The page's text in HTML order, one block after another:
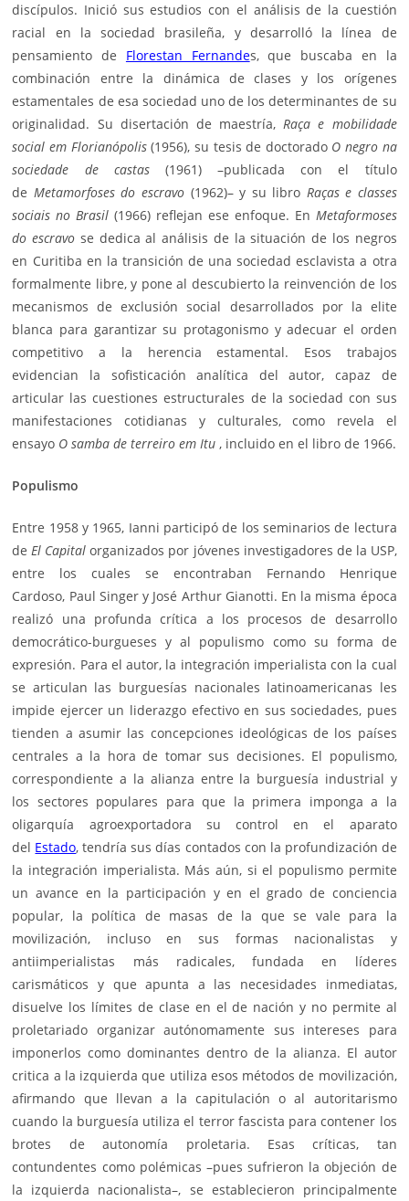
discípulos. Inició sus estudios con el análisis de la cuestión
racial en la sociedad brasileña, y desarrolló la línea de
pensamiento de Florestan Fernandes, que buscaba en la
combinación entre la dinámica de clases y los orígenes
estamentales de esa sociedad uno de los determinantes de su
originalidad. Su disertación de maestría,Raça e mobilidade
social em Florianópolis(1956), su tesis de doctorado O negro na
sociedade de castas (1961) –publicada con el título
de Metamorfoses do escravo (1962)– y su libro Raças e classes
sociais no Brasil(1966) reflejan ese enfoque. En Metaformoses
do escravo se dedica al análisis de la situación de los negros
en Curitiba en la transición de una sociedad esclavista a otra
formalmente libre, y pone al descubierto la reinvención de los
mecanismos de exclusión social desarrollados por la elite
blanca para garantizar su protagonismo y adecuar el orden
competitivo a la herencia estamental. Esos trabajos
evidencian la sofisticación analítica del autor, capaz de
articular las cuestiones estructurales de la sociedad con sus
manifestaciones cotidianas y culturales, como revela el
ensayo O samba de terreiro em Itu, incluido en el libro de 1966.
Populismo
Entre 1958 y 1965, Ianni participó de los seminarios de lectura
deEl Capitalorganizados por jóvenes investigadores de la USP,
entre los cuales se encontraban Fernando Henrique
Cardoso, Paul Singer y José Arthur Gianotti. En la misma época
realizó una profunda crítica a los procesos de desarrollo
democrático-burgueses y al populismo como su forma de
expresión. Para el autor, la integración imperialista con la cual
se articulan las burguesías nacionales latinoamericanas les
impide ejercer un liderazgo efectivo en sus sociedades, pues
tienden a asumir las concepciones ideológicas de los países
centrales a la hora de tomar sus decisiones. El populismo,
correspondiente a la alianza entre la burguesía industrial y
los sectores populares para que la primera imponga a la
oligarquía agroexportadora su control en el aparato
del Estado, tendría sus días contados con la profundización de
la integración imperialista. Más aún, si el populismo permite
un avance en la participación y en el grado de conciencia
popular, la política de masas de la que se vale para la
movilización, incluso en sus formas nacionalistas y
antiimperialistas más radicales, fundada en líderes
carismáticos y que apunta a las necesidades inmediatas,
disuelve los límites de clase en el de nación y no permite al
proletariado organizar autónomamente sus intereses para
imponerlos como dominantes dentro de la alianza. El autor
critica a la izquierda que utiliza esos métodos de movilización,
afirmando que llevan a la capitulación o al autoritarismo
cuando la burguesía utiliza el terror fascista para contener los
brotes de autonomía proletaria. Esas críticas, tan
contundentes como polémicas –pues sufrieron la objeción de
la izquierda nacionalista–, se establecieron principalmente